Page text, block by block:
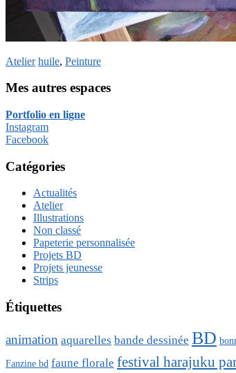
Atelier huile, Peinture
Mes autres espaces
Portfolio en ligne
Instagram
Facebook
Catégories
Actualités
Atelier
Illustrations
Non classé
Papeterie personnalisée
Projets BD
Projets jeunesse
Strips
Étiquettes
animation aquarelles bande dessinée BD
Fanzine bd faune florale festival harajuku